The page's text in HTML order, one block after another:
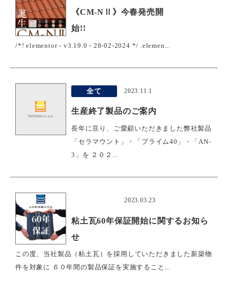
《CM-NⅡ》今春発売開
始!!
/*! elementor - v3.19.0 - 28-02-2024 */ .elemen...
全て 2023.11.1
生産終了製品のご案内
長年に亘り、ご愛顧いただきました弊社製品
「セラマウント」・「プライム40」・「AN-
3」を ２０２...
2023.03.23
粘土瓦60年保証開始に関するお知ら
せ
この度、当社製品（粘土瓦）を採用していただきました新築物
件を対象に ６０年間の製品保証を実施すること...